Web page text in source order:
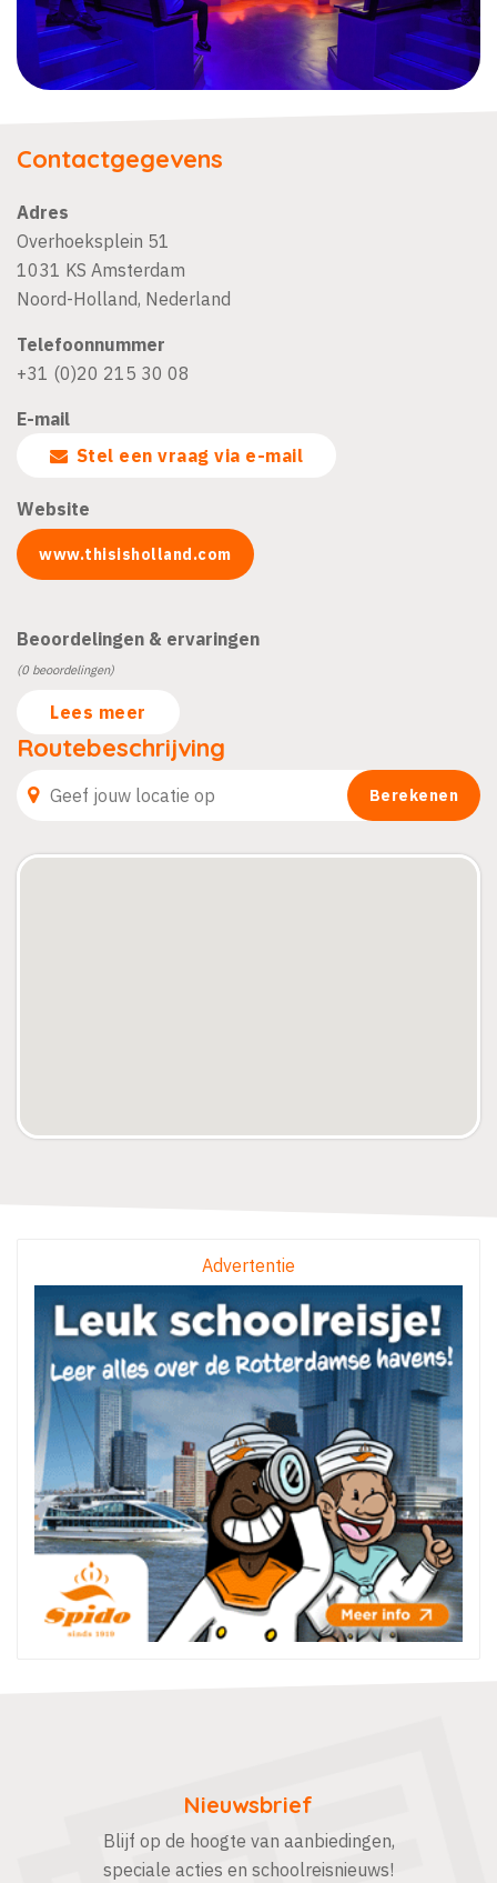
Contactgegevens
Adres
Overhoeksplein 51
1031 KS Amsterdam
Noord-Holland, Nederland
Telefoonnummer
+31 (0)20 215 30 08
E-mail
Stel een vraag via e-mail
Website
www.thisisholland.com
Beoordelingen & ervaringen
(0 beoordelingen)
Lees meer
Routebeschrijving
Advertentie
Nieuwsbrief
Blijf op de hoogte van aanbiedingen,
speciale acties en schoolreisnieuws!